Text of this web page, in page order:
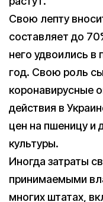
Свою лепту
составляет до
него удвоились в
год. Свою роль
коронавирусные
действия в
цен на пшеницу и
культуры.
Иногда затраты
принимаемыми
многих штатах,